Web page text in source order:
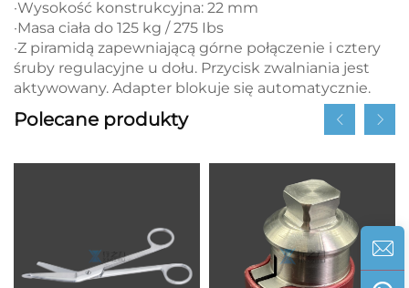
·Wysokość konstrukcyjna: 22 mm
·Masa ciała do 125 kg / 275 Ibs
·Z piramidą zapewniającą górne połączenie i cztery
śruby regulacyjne u dołu. Przycisk zwalniania jest
aktywowany. Adapter blokuje się automatycznie.
Polecane produkty